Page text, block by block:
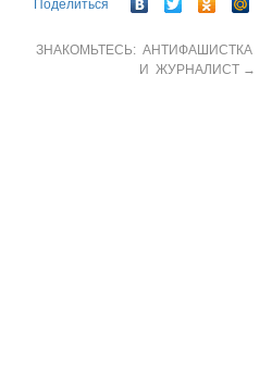
Поделиться
ЗНАКОМЬТЕСЬ: АНТИФАШИСТКА
И ЖУРНАЛИСТ →